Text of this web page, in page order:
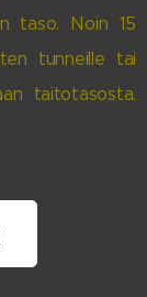
taso. Noin 15
tunneille tai
taitotasosta.